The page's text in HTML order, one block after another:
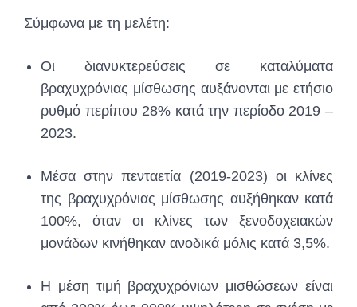
Σύμφωνα με τη μελέτη:
Οι διανυκτερεύσεις σε καταλύματα
βραχυχρόνιας μίσθωσης αυξάνονται με ετήσιο
ρυθμό περίπου 28% κατά την περίοδο 2019 –
2023.
Μέσα στην πενταετία (2019-2023) οι κλίνες
της βραχυχρόνιας μίσθωσης αυξήθηκαν κατά
100%, όταν οι κλίνες των ξενοδοχειακών
μονάδων κινήθηκαν ανοδικά μόλις κατά 3,5%.
Η μέση τιμή βραχυχρόνιων μισθώσεων είναι